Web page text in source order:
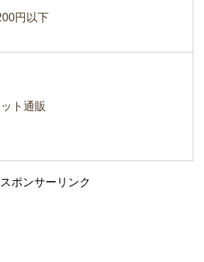
円以下
ト通販
スポンサーリンク